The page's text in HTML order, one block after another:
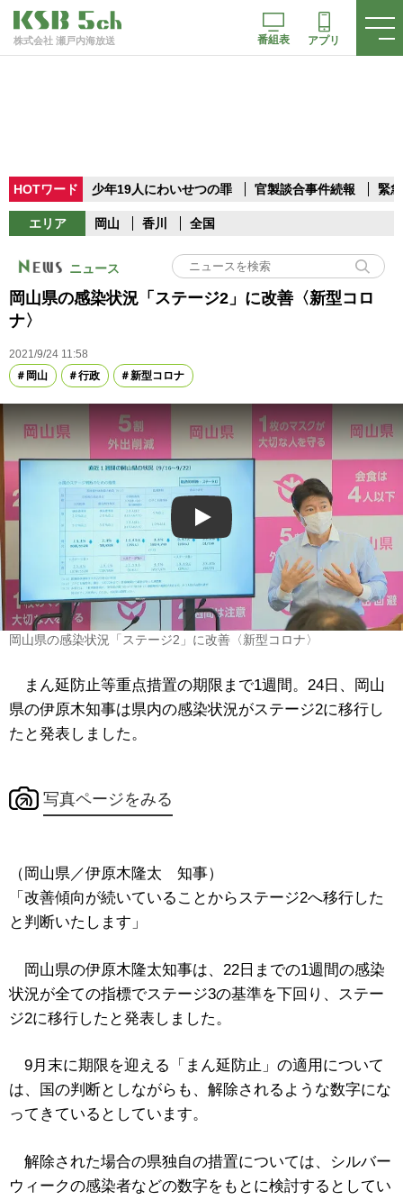
株式会社 瀬戸内海放送 番組表 アプリ
HOTワード 少年19人にわいせつの罪 官製談合事件続報 緊
エリア 岡山 香川 全国
ニュース
岡山県の感染状況「ステージ2」に改善〈新型コロ
ナ〉
2021/9/24 11:58
岡山
行政 新型コロナ
Play
岡山県の感染状況「ステージ2」に改善〈新型コロナ〉
まん延防止等重点措置の期限まで1週間。24日、岡山
県の伊原木知事は県内の感染状況がステージ2に移行し
たと発表しました。
写真ページをみる
（岡山県／伊原木隆太 知事）
「改善傾向が続いていることからステージ2へ移行した
と判断いたします」
岡山県の伊原木隆太知事は、22日までの1週間の感染
状況が全ての指標でステージ3の基準を下回り、ステー
ジ2に移行したと発表しました。
9月末に期限を迎える「まん延防止」の適用について
は、国の判断としながらも、解除されるような数字にな
ってきているとしています。
解除された場合の県独自の措置については、シルバー
ウィークの感染者などの数字をもとに検討するとしてい